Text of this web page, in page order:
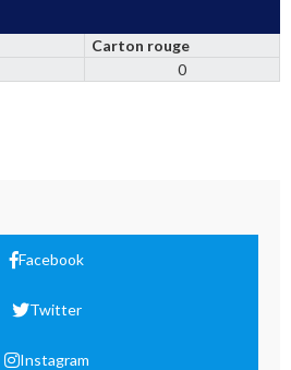
Carton rouge
0
Facebook
Twitter
Instagram